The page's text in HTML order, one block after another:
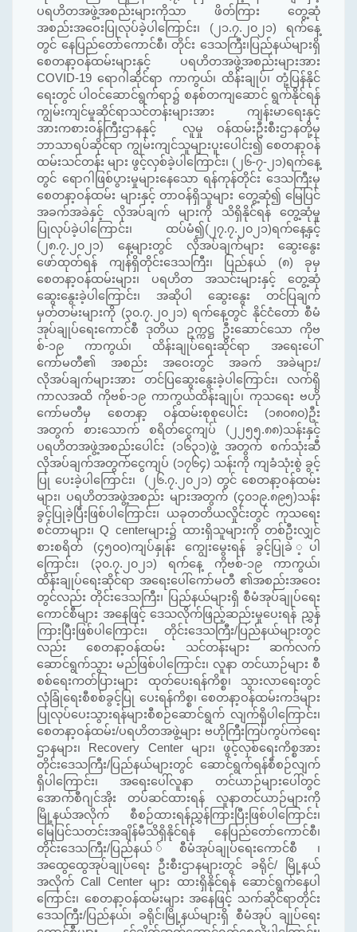
ပရဟိတအဖွဲ့အစည်းများကိုသာ ဖိတ်ကြား တွေ့ဆုံ
အစည်းအဝေးပြုလုပ်ခဲ့ပါကြောင်း၊ (၂၁.၇.၂၀၂၁) ရက်နေ့
တွင် နေပြည်တော်ကောင်စီ၊ တိုင်း ဒေသကြီး၊ပြည်နယ်များရှိ
စေတနာ့ဝန်ထမ်းများနှင့် ပရဟိတအဖွဲ့အစည်းများအား
COVID-19 ရောဂါဆိုင်ရာ ကာကွယ်၊ ထိန်းချုပ်၊ တုံ့ပြန်နိုင်
ရေးတွင် ပါဝင်ဆောင်ရွက်ရာ၌ စနစ်တကျဆောင် ရွက်နိုင်ရန်
ကျွမ်းကျင်မှုဆိုင်ရာသင်တန်းများအား ကျန်းမာရေးနှင့်
အားကစားဝန်ကြီးဌာနနှင့် လူမှု ဝန်ထမ်းဦးစီးဌာနတို့မှ
ဘာသာရပ်ဆိုင်ရာ ကျွမ်းကျင်သူများပူးပေါင်း၍ စေတနာ့ဝန်
ထမ်းသင်တန်း များ ဖွင့်လှစ်ခဲ့ပါကြောင်း၊ (၂၆-၇-၂၁)ရက်နေ့
တွင် ရောဂါဖြစ်ပွားမှုများနေသော ရန်ကုန်တိုင်း ဒေသကြီးမှ
စေတနာ့ဝန်ထမ်း များနှင့် တာဝန်ရှိသူများ တွေ့ဆုံ၍ မြေပြင်
အခက်အခဲနှင့် လိုအပ်ချက် များကို သိရှိနိုင်ရန် တွေ့ဆုံမှု
ပြုလုပ်ခဲ့ပါကြောင်း၊ ထပ်မံ၍(၂၇.၇.၂၀၂၁)ရက်နေ့နှင့်
(၂၈.၇.၂၀၂၁) နေ့များတွင် လိုအပ်ချက်များ ဆွေးနွေး
ဖော်ထုတ်ရန် ကျန်ရှိတိုင်းဒေသကြီး၊ ပြည်နယ် (၈) ခုမှ
စေတနာ့ဝန်ထမ်းများ၊ ပရဟိတ အသင်းများနှင့် တွေ့ဆုံ
ဆွေးနွေးခဲ့ပါကြောင်း၊ အဆိုပါ ဆွေးနွေး တင်ပြချက်
မှတ်တမ်းများကို (၃၀.၇.၂၀၂၁) ရက်နေ့တွင် နိုင်ငံတော် စီမံ
အုပ်ချုပ်ရေးကောင်စီ ဒုတိယ ဥက္ကဋ္ဌ ဦးဆောင်သော ကိုဗ
စ်-၁၉ ကာကွယ်၊ ထိန်းချုပ်ရေးဆိုင်ရာ အရေးပေါ်
ကော်မတီ၏ အစည်း အဝေးတွင် အခက် အခဲများ/
လိုအပ်ချက်များအား တင်ပြဆွေးနွေးခဲ့ပါကြောင်း၊ လက်ရှိ
ကာလအထိ ကိုဗစ်-၁၉ ကာကွယ်ထိန်းချုပ်၊ ကုသရေး ဗဟို
ကော်မတီမှ စေတနာ့ ဝန်ထမ်းစုစုပေါင်း (၁၈၀၈၀)ဦး
အတွက် စားသောက် စရိတ်ငွေကျပ် (၂၂၅၅.၈၈)သန်းနှင့်
ပရဟိတအဖွဲ့အစည်းပေါင်း (၁၆၃၁)ဖွဲ့ အတွက် စက်သုံးဆီ
လိုအပ်ချက်အတွက်ငွေကျပ် (၁၇၆၄) သန်းကို ကျခံသုံးစွဲ ခွင့်
ပြု ပေးခဲ့ပါကြောင်း၊ (၂၆.၇.၂၀၂၁) တွင် စေတနာ့ဝန်ထမ်း
များ၊ ပရဟိတအဖွဲ့အစည်း များအတွက် (၄၀၁၉.၈၉၅)သန်း
ခွင့်ပြုခဲ့ပြီးဖြစ်ပါကြောင်း၊ ယခုတတိယလှိုင်းတွင် ကုသရေး
စင်တာများ၊ Q centerများ၌ ထားရှိသူများကို တစ်ဦးလျှင်
စားစရိတ် (၄၅၀၀)ကျပ်နှုန်း ကျွေးမွေးရန် ခွင့်ပြုခဲ ့ပါ
ကြောင်း၊ (၃၀.၇.၂၀၂၁) ရက်နေ့ ကိုဗစ်-၁၉ ကာကွယ်၊
ထိန်းချုပ်ရေးဆိုင်ရာ အရေးပေါ်ကော်မတီ ၏အစည်းအဝေး
တွင်လည်း တိုင်းဒေသကြီး၊ ပြည်နယ်များရှိ စီမံအုပ်ချုပ်ရေး
ကောင်စီများ အနေဖြင့် ဒေသလိုက်ဖြည့်ဆည်းမှုပေးရန် ညွှန်
ကြားပြီးဖြစ်ပါကြောင်း၊ တိုင်းဒေသကြီး/ပြည်နယ်များတွင်
လည်း စေတနာ့ဝန်ထမ်း သင်တန်းများ ဆက်လက်
ဆောင်ရွက်သွား မည်ဖြစ်ပါကြောင်း၊ လူနာ တင်ယာဉ်များ စီ
စစ်ရေးကတ်ပြားများ ထုတ်ပေးရန်ကိစ္စ၊ သွားလာရေးတွင်
လုံခြုံရေးစီစစ်ခွင့်ပြု ပေးရန်ကိစ္စ၊ စေတနာ့ဝန်ထမ်းကဒ်များ
ပြုလုပ်ပေးသွားရန်များစီစဉ်ဆောင်ရွက် လျက်ရှိပါကြောင်း၊
စေတနာ့ဝန်ထမ်း/ပရဟိတအဖွဲ့များ ဗဟိုကြီးကြပ်ကွပ်ကဲရေး
ဌာနများ၊ Recovery Center များ၊ ဖွင့်လှစ်ရေးကိစ္စအား
တိုင်းဒေသကြီး/ပြည်နယ်များတွင် ဆောင်ရွက်ရန်စီစဉ်လျက်
ရှိပါကြောင်း၊ အရေးပေါ်လူနာ တင်ယာဉ်များပေါ်တွင်
အောက်စီဂျင်အိုး တပ်ဆင်ထားရန် လူနာတင်ယာဉ်များကို
မြို့နယ်အလိုက် စီစဉ်ထားရန်ညွှန်ကြားပြီးဖြစ်ပါကြောင်း၊
မြေပြင်သတင်းအချိန်မီသိရှိနိုင်ရန် နေပြည်တော်ကောင်စီ၊
တိုင်းဒေသကြီး/ပြည်နယ် ်စီမံအုပ်ချုပ်ရေးကောင်စီ ၊
အထွေထွေအုပ်ချုပ်ရေး ဦးစီးဌာနများတွင် ခရိုင်/ မြို့နယ်
အလိုက် Call Center များ ထားရှိနိုင်ရန် ဆောင်ရွက်နေပါ
ကြောင်း၊ စေတနာ့ဝန်ထမ်းများ အနေဖြင့် သက်ဆိုင်ရာတိုင်း
ဒေသကြီး/ပြည်နယ်၊ ခရိုင်၊မြို့နယ်များရှိ စီမံအုပ် ချုပ်ရေး